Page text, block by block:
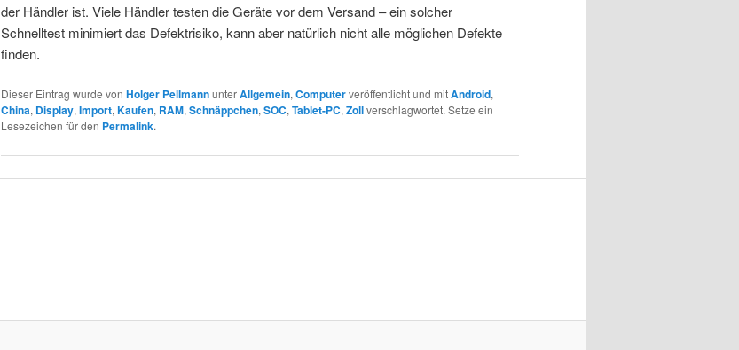
der Händler ist. Viele Händler testen die Geräte vor dem Versand – ein solcher
Schnelltest minimiert das Defektrisiko, kann aber natürlich nicht alle möglichen Defekte
finden.
Dieser Eintrag wurde von Holger PellmannunterAllgemein, Computerveröffentlicht und mitAndroid,
China, Display, Import, Kaufen, RAM, Schnäppchen, SOC, Tablet-PC, Zollverschlagwortet. Setze ein
Lesezeichen für den Permalink.